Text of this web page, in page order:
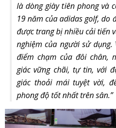
là dòng giày tiên phong và
19 năm của adidas golf, do
được trang bị nhiều cải tiến
nghiệm của người sử
điểm chạm của đôi chân,
giác vững chãi, tự tin, với
giác thoải mái tuyệt vời,
phong độ tốt nhất trên sân.”